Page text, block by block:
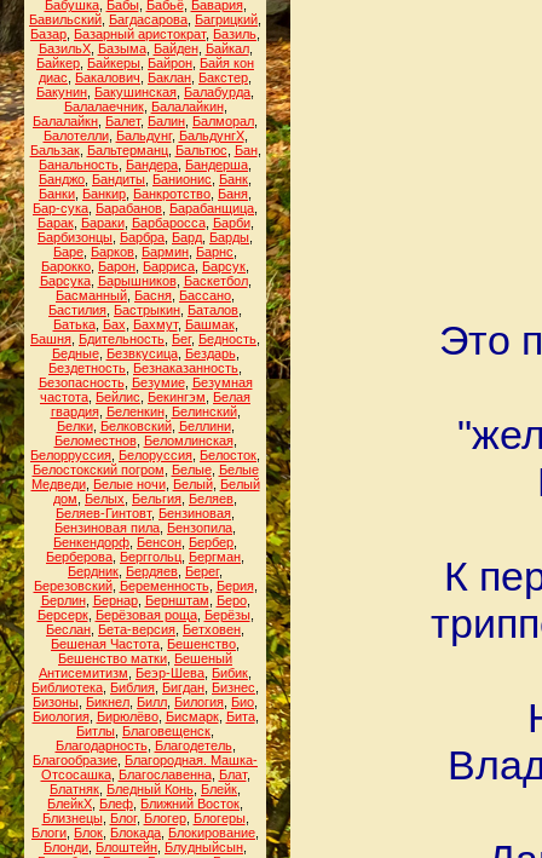
Бабушка, Бабы, Бабьё, Бавария,
Бавильский Багдасарова Багрицкий
Базар Базарный аристократ, Базиль
БазильХ, Базыма, Байден, Байкал,
Байкер Байкеры Байрон Байя кон
диас
Бакалович Баклан Бакстер
Бакунин Бакушинская Балабурда
Балалаечник, Балалайкин,
Балалайкн Балет, Балин Балморал
Балотелли, Бальдунг, БальдунгХ,
Бальзак, Бальтерманц, Бальтюс Бан,
Банальность Бандера Бандерша
Банджо Бандиты Банионис Банк
Банки Банкир Банкротство Баня
Бар-сука Барабанов Барабанщица
Барак, Бараки, Барбаросса, Барби,
Барбизонцы Барбра Бард Барды
Баре Барков Бармин Барнс
Барокко Барон Барриса Барсук
Барсука, Барышников, Баскетбол,
Басманный Басня Бассано
Бастилия Бастрыкин Баталов
Батька, Бах Бахмут, Башмак,
Башня Бдительность Бег, Бедность
Бедные, Безвкусица, Бездарь,
Бездетность Безнаказанность
Безопасность, Безумие, Безумная
частота Бейлис Бекингэм
Белая
гвардия, Беленкин, Белинский,
Белки, Белковский, Беллини,
Беломестнов, Беломлинская,
Белорруссия Белоруссия Белосток
Белостокский погром
Белые, Белые
Медведи, Белые ночи, Белый, Белый
дом
Белых Бельгия Беляев
Беляев-Гинтовт, Бензиновая
Бензиновая пила Бензопила
Бенкендорф Бенсон Бербер
Берберова Берггольц Бергман
Бердник Бердяев Берег,
Березовский, Беременность, Берия,
Берлин, Бернар, Бернштам Беро,
Берсерк, Берёзовая роща, Берёзы,
Беслан Бета-версия Бетховен
Бешеная Частота Бешенство
Бешенство матки Бешеный
Антисемитизм
Беэр-Шева Бибик
Библиотека Библия Бигдан Бизнес
Бизоны Бикнел Билл Билогия Био
Биология, Бирюлёво, Бисмарк, Бита,
Битлы Благовещенск
Благодарность, Благодетель,
Благообразие Благородная. Машка-
Отсосашка, Благославенна, Блат,
Блатняк Бледный Конь Блейк
БлейкХ Блеф Ближний Восток
Близнецы, Блог, Блогер, Блогеры,
Блоги Блок Блокада Блокирование
Блонди Блоштейн Блудныйсын
Это
К